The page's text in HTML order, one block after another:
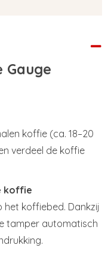
Gauge
koffie (ca. 18–20
verdeel de koffie
koffie
het koffiebed. Dankzij
tamper automatisch